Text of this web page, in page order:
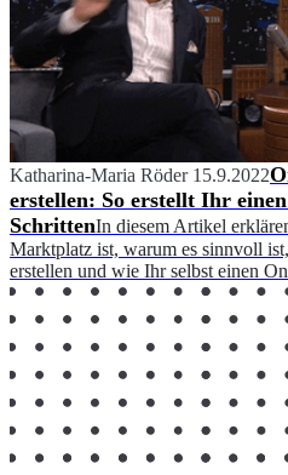
Katharina-Maria Röder 15.9.2022
erstellen: So erstellt Ihr
SchrittenIn diesem Artikel
Marktplatz ist, warum es sinnvoll
erstellen und wie Ihr selbst einen